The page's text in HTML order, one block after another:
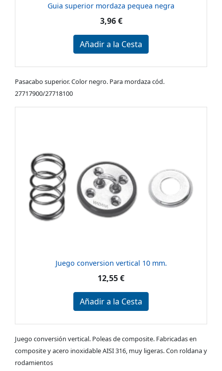
Guia superior mordaza pequea negra
3,96 €
Añadir a la Cesta
Pasacabo superior. Color negro. Para mordaza cód.
27717900/27718100
Juego conversion vertical 10 mm.
12,55 €
Añadir a la Cesta
Juego conversión vertical. Poleas de composite. Fabricadas en
composite y acero inoxidable AISI 316, muy ligeras. Con roldana y
rodamientos